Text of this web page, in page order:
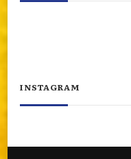
INSTAGRAM